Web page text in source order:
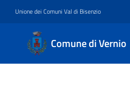
Unione dei Comuni Val di Bisenzio
Comune di Vernio
Comune
di
Vernio